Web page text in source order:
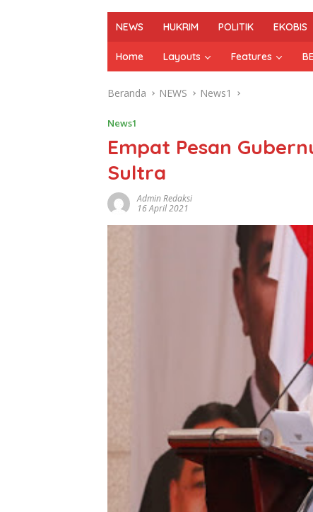
NEWS HUKRIM POLITIK EKOBIS
Home Layouts Features
Beranda NEWS News1
News1
Empat Pesan
Sultra
Admin Redaksi
16 April 2021